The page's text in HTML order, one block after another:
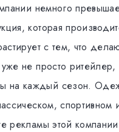
немного
которая
с тем, что
не просто ритейлер,
каждый сезон.
рекламы этой